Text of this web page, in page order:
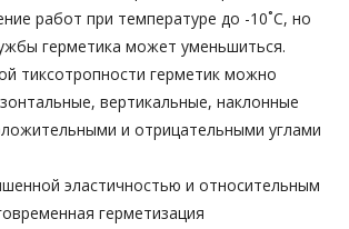
работ при температуре до -10˚С, но
герметика может уменьшиться.
тиксотропности герметик можно
вертикальные, наклонные
и отрицательными углами
эластичностью и относительным
герметизация